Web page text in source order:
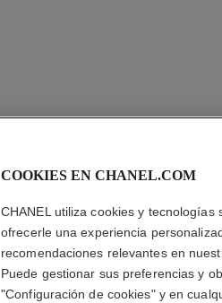
COOKIES EN CHANEL.COM
CHANEL utiliza cookies y
ofrecerle una experiencia
recomendaciones relevantes en
Puede gestionar sus preferencias y
"Configuración de cookies" y en